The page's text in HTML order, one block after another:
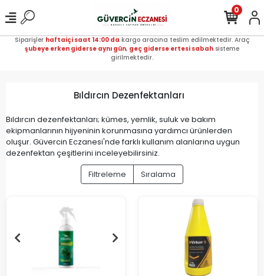
Siparişler haftaiçi saat 14:00 da kargo aracına teslim edilmektedir. Araç
şubeye erken giderse aynı gün, geç giderse ertesi sabah sisteme
girilmektedir.
0
Bıldırcın Dezenfektanları
Bıldırcın dezenfektanları; kümes, yemlik, suluk ve bakım
ekipmanlarının hijyeninin korunmasına yardımcı ürünlerden
oluşur. Güvercin Eczanesi'nde farklı kullanım alanlarına uygun
dezenfektan çeşitlerini inceleyebilirsiniz.
Filtreleme
Sıralama